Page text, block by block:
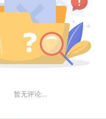
暂无评论...